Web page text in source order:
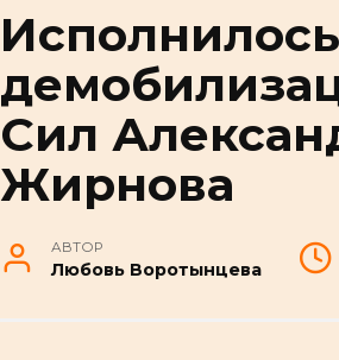
Сил
Жирнова
АВТОР
Любовь Воротынцева